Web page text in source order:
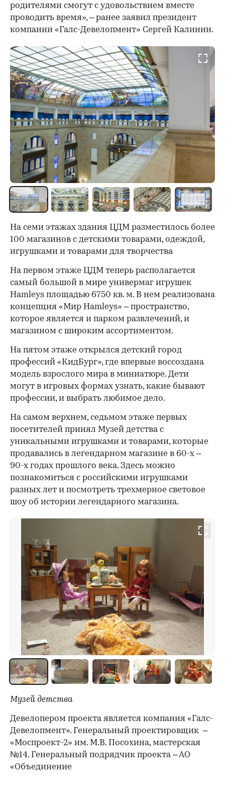
родителями смогут с удовольствием вместе
проводить время», – ранее заявил президент
компании «Галс-Девелопмент» Сергей Калинин.
На семи этажах здания ЦДМ разместилось более
100 магазинов с детскими товарами, одеждой,
игрушками и товарами для творчества
На первом этаже ЦДМ теперь располагается
самый большой в мире универмаг игрушек
Hamleys площадью 6750 кв. м. В нем реализована
концепция «Мир Hamleys» – пространство,
которое является и парком развлечений, и
магазином с широким ассортиментом.
На пятом этаже открылся детский город
профессий «КидБург», где впервые воссоздана
модель взрослого мира в миниатюре. Дети
могут в игровых формах узнать, какие бывают
профессии, и выбрать любимое дело.
На самом верхнем, седьмом этаже первых
посетителей принял Музей детства с
уникальными игрушками и товарами, которые
продавались в легендарном магазине в 60-х –
90-х годах прошлого века. Здесь можно
познакомиться с российскими игрушками
разных лет и посмотреть трехмерное световое
шоу об истории легендарного магазина.
Музей детства
Девелопером проекта является компания «Галс-
Девелопмент». Генеральный проектировщик –
«Моспроект-2» им. М.В. Посохина, мастерская
№14. Генеральный подрядчик проекта – АО
«Объединение